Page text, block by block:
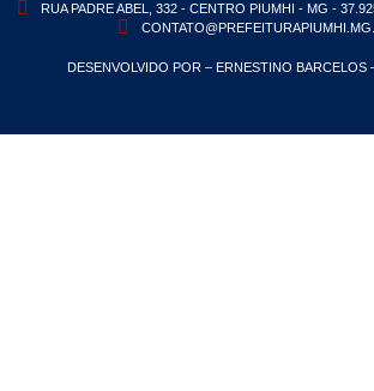
RUA PADRE ABEL, 332 - CENTRO PIUMHI - MG -
DESENVOLVIDO POR – ERNESTINO BARCELOS